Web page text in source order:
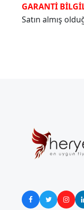
GARANTİ
Satın almış
  